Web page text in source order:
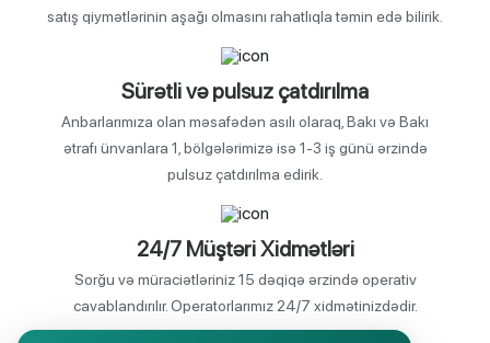
satış qiymətlərinin aşağı olmasını rahatlıqla təmin edə bilirik.
Sürətli və pulsuz çatdırılma
Anbarlarımıza olan məsafədən asılı olaraq, Bakı və Bakı
ətrafı ünvanlara 1, bölgələrimizə isə 1-3 iş günü ərzində
pulsuz çatdırılma edirik.
24/7 Müştəri Xidmətləri
Sorğu və müraciətləriniz 15 dəqiqə ərzində operativ
cavablandırılır. Operatorlarımız 24/7 xidmətinizdədir.